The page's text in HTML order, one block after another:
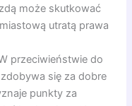
może skutkować
utratą prawa
przeciwieństwie do
się za dobre
punkty za